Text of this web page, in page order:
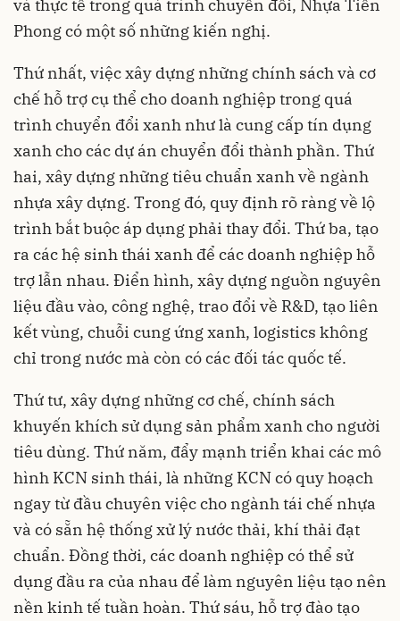
và thực tế trong quá trình chuyển đổi, Nhựa Tiền
Phong có một số những kiến nghị.
Thứ nhất, việc xây dựng những chính sách và cơ
chế hỗ trợ cụ thể cho doanh nghiệp trong quá
trình chuyển đổi xanh như là cung cấp tín dụng
xanh cho các dự án chuyển đổi thành phần. Thứ
hai, xây dựng những tiêu chuẩn xanh về ngành
nhựa xây dựng. Trong đó, quy định rõ ràng về lộ
trình bắt buộc áp dụng phải thay đổi. Thứ ba, tạo
ra các hệ sinh thái xanh để các doanh nghiệp hỗ
trợ lẫn nhau. Điển hình, xây dựng nguồn nguyên
liệu đầu vào, công nghệ, trao đổi về R&D, tạo liên
kết vùng, chuỗi cung ứng xanh, logistics không
chỉ trong nước mà còn có các đối tác quốc tế.
Thứ tư, xây dựng những cơ chế, chính sách
khuyến khích sử dụng sản phẩm xanh cho người
tiêu dùng. Thứ năm, đẩy mạnh triển khai các mô
hình KCN sinh thái, là những KCN có quy hoạch
ngay từ đầu chuyên việc cho ngành tái chế nhựa
và có sẵn hệ thống xử lý nước thải, khí thải đạt
chuẩn. Đồng thời, các doanh nghiệp có thể sử
dụng đầu ra của nhau để làm nguyên liệu tạo nên
nền kinh tế tuần hoàn. Thứ sáu, hỗ trợ đào tạo